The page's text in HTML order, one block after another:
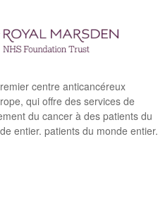
centre anticancéreux
qui offre des services de
du cancer à des patients du
entier. patients du monde entier.